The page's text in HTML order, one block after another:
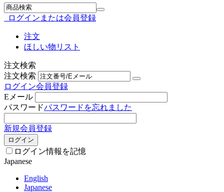
ログインまたは会員登録
注文
ほしい物リスト
注文検索
注文検索
ログイン会員登録
Eメール
パスワードパスワードを忘れました
新規会員登録
ログイン
ログイン情報を記憶
Japanese
English
Japanese